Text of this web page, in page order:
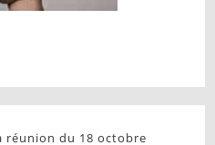
réunion du 18 octobre